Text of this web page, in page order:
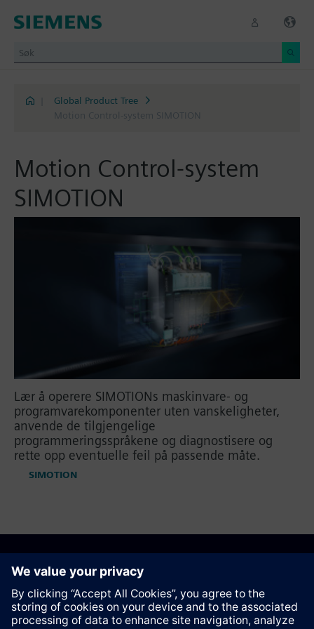
Global Product Tree
Motion Control-system SIMOTION
Motion Control-system
SIMOTION
Lær å operere SIMOTIONs maskinvare- og
programvarekomponenter uten vanskeligheter,
anvende de tilgjengelige
programmeringsspråkene og diagnostisere og
rette opp eventuelle feil på passende måte.
SIMOTION
Anbefal denne siden